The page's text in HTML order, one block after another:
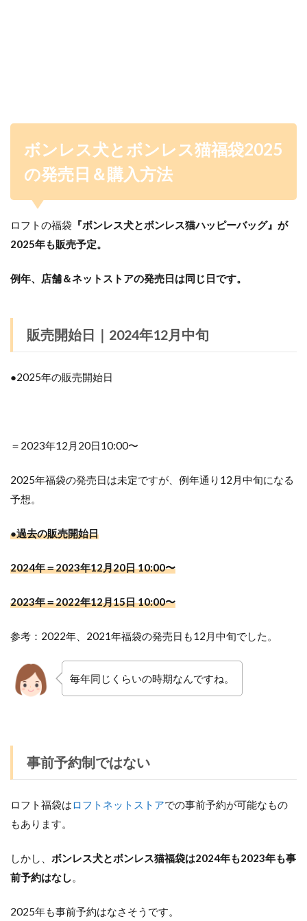
ボンレス犬とボンレス猫福袋2025
の発売日＆購入方法
ロフトの福袋 『ボンレス犬とボンレス猫ハッピーバッグ』が
2025年も販売予定。
例年、店舗＆ネットストアの発売日は同じ日です。
販売開始日｜2024年12月中旬
●2025年の販売開始日
＝2023年12月20日10:00〜
2025年福袋の発売日は未定ですが、例年通り12月中旬になる
予想。
●過去の販売開始日
2024年＝2023年12月20日 10:00〜
2023年＝2022年12月15日 10:00〜
参考：2022年、2021年福袋の発売日も12月中旬でした。
毎年同じくらいの時期なんですね。
事前予約制ではない
ロフト福袋はロフトネットストアでの事前予約が可能なもの
もあります。
しかし、 ボンレス犬とボンレス猫福袋は2024年も2023年も事
前予約はなし。
2025年も事前予約はなさそうです。